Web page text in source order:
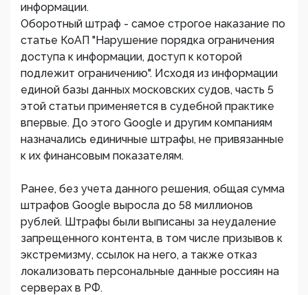
информации.
Оборотный штраф - самое строгое наказание по
статье КоАП "Нарушение порядка ограничения
доступа к информации, доступ к которой
подлежит ограничению". Исходя из информации
единой базы данных московских судов, часть 5
этой статьи применяется в судебной практике
впервые. До этого Google и другим компаниям
назначались единичные штрафы, не привязанные
к их финансовым показателям.
Ранее, без учета данного решения, общая сумма
штрафов Google выросла до 58 миллионов
рублей. Штрафы были выписаны за неудаление
запрещенного контента, в том числе призывов к
экстремизму, ссылок на него, а также отказ
локализовать персональные данные россиян на
серверах в РФ.